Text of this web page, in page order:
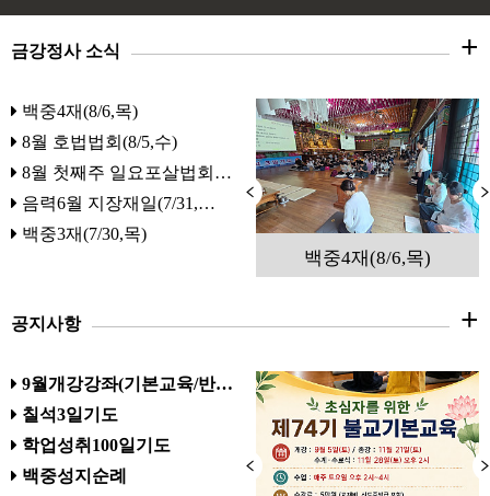
금강정사 소식 +
백중4재(8/6,목)
8월 호법법회(8/5,수)
8월 첫째주 일요포살법회…
음력6월 지장재일(7/31,…
백중3재(7/30,목)
백중4재(8/6,목)
공지사항 +
9월개강강좌(기본교육/반…
칠석3일기도
학업성취100일기도
백중성지순례